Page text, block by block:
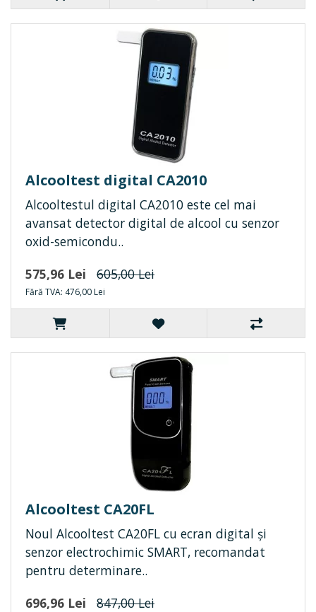
Alcooltest digital CA2010
Alcooltestul digital CA2010 este cel mai
avansat detector digital de alcool cu senzor
oxid-semicondu..
575,96 Lei
605,00 Lei
Fără TVA: 476,00 Lei
Alcooltest CA20FL
Noul Alcooltest CA20FL cu ecran digital și
senzor electrochimic SMART, recomandat
pentru determinare..
696,96 Lei
847,00 Lei